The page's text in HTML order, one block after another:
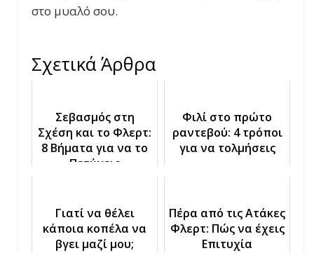
στο μυαλό σου.
Σχετικά Άρθρα
Σεβασμός στη
Σχέση και το Φλερτ:
8 Βήματα για να το
Πετύχεις
Φιλί στο πρώτο
ραντεβού: 4 τρόποι
για να τολμήσεις
Γιατί να θέλει
κάποια κοπέλα να
βγει μαζί μου;
Πέρα από τις Ατάκες
Φλερτ: Πώς να έχεις
Επιτυχία